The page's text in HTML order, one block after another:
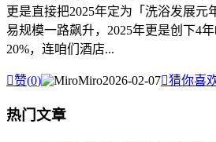
更是直接把2025年定为「洗浴发展元
易规模一路飙升，2025年更是创下4
20%，连咱们酒店...
赞(0) Miro2026-02-07猜你喜
热门文章